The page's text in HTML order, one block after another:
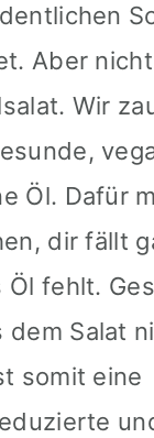
Aber
Wir
Öl. Dafür
dir fällt
Öl fehlt.
dem Salat
somit eine